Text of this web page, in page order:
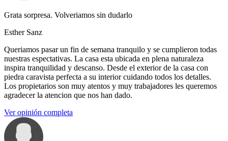
Grata sorpresa. Volveriamos sin dudarlo
Esther Sanz
Queriamos pasar un fin de semana tranquilo y se cumplieron todas
nuestras espectativas. La casa esta ubicada en plena naturaleza
inspira tranquilidad y descanso. Desde el exterior de la casa con
piedra caravista perfecta a su interior cuidando todos los detalles.
Los propietarios son muy atentos y muy trabajadores les queremos
agradecer la atencion que nos han dado.
Ver opinión completa